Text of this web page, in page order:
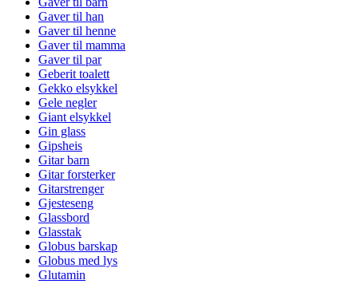
Gaver til han
Gaver til henne
Gaver til mamma
Gaver til par
Geberit toalett
Gekko elsykkel
Gele negler
Giant elsykkel
Gin glass
Gipsheis
Gitar barn
Gitar forsterker
Gitarstrenger
Gjesteseng
Glassbord
Glasstak
Globus barskap
Globus med lys
Glutamin